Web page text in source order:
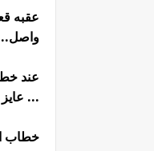
عقبه
عند
...
خطاب